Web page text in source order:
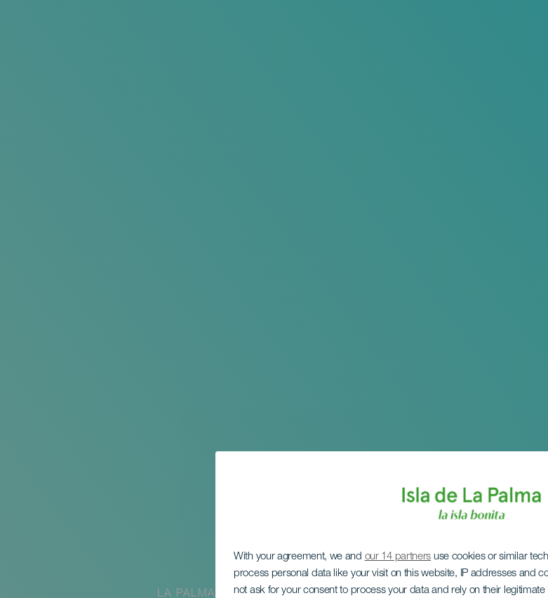
With your agreement, we and our 14 partners use cookies or similar
process personal data like your visit on this website, IP addresses and
not ask for your consent to process your data and rely on their
LA PALMA